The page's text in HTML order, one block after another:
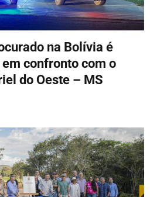
na Bolívia é
confronto com o
do Oeste – MS